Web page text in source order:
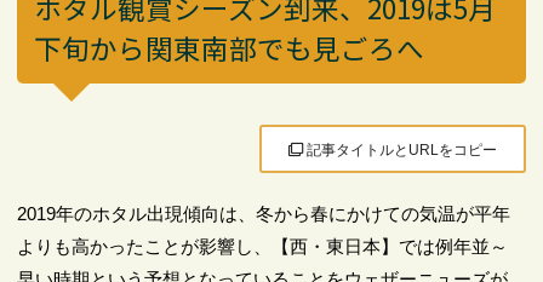
下旬から関東南部でも見ごろへ
記事タイトルとURLをコピー
2019年のホタル出現傾向は、冬から春にかけての気温が平年
よりも高かったことが影響し、【西・東日本】では例年並～